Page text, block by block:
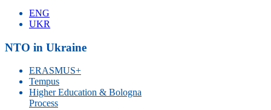
ENG
UKR
NTO in Ukraine
ERASMUS+
Tempus
Higher Education & Bologna
Process